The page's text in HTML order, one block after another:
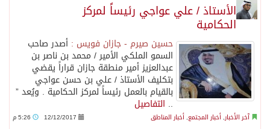
الأستاذ / علي عواجي رئيساً لمركز
الحكامية
حسين صيرم - جازان فويس : أصدر صاحب
السمو الملكي الأمير / محمد بن ناصر بن
عبدالعزيز أمير منطقة جازان قراراً يقضي
بتكليف الأستاذ / علي بن حسن عواجي
بالقيام بالعمل رئيساً لمركز الحكامية . ويُعد ”
.. التفاصيل
آخر الأخبار, أخبار المجتمع, أخبار المناطق 12/12/2017